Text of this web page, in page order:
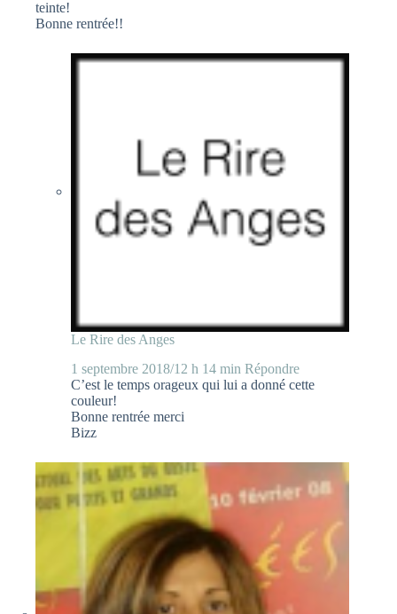
teinte!
Bonne rentrée!!
Le Rire des Anges
1 septembre 2018/12 h 14 min Répondre
C’est le temps orageux qui lui a donné cette
couleur!
Bonne rentrée merci
Bizz